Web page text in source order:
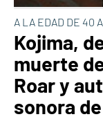
A LA EDAD DE 40
Kojima,
muerte
Roar y
sonora